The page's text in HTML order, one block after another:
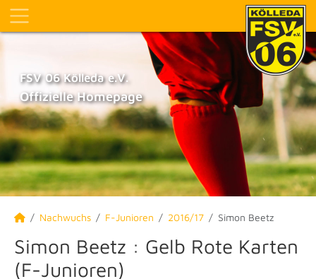
FSV 06 Kölleda e.V.
Offizielle Homepage
Nachwuchs F-Junioren 2016/17 Simon Beetz
Simon Beetz : Gelb Rote Karten
(F-Junioren)